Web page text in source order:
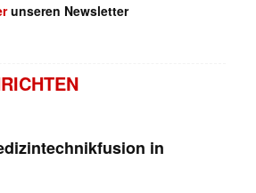
unseren Newsletter
in